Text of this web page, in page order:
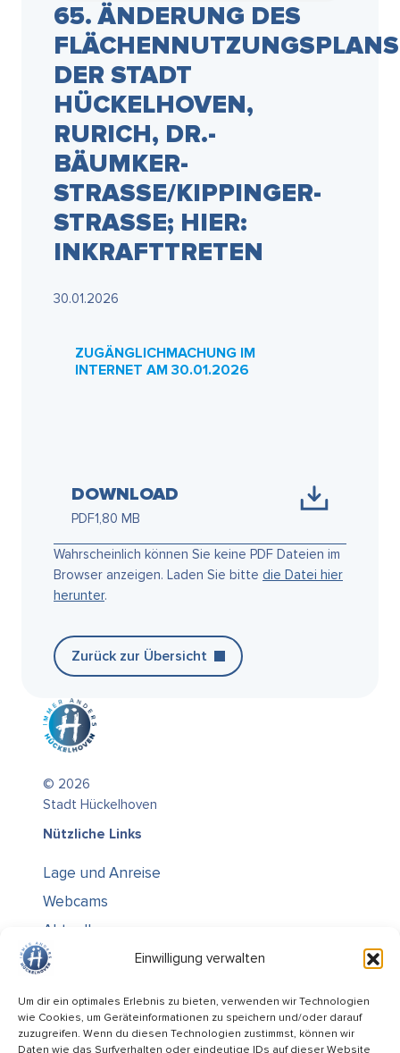
Einwilligung verwalten
Um dir ein optimales Erlebnis zu bieten, verwenden wir Technologien
wie Cookies, um Geräteinformationen zu speichern und/oder darauf
zuzugreifen. Wenn du diesen Technologien zustimmst, können wir
Daten wie das Surfverhalten oder eindeutige IDs auf dieser Website
65. ÄNDERUNG DES
FLÄCHENNUTZUNGSPLANS
DER STADT
HÜCKELHOVEN,
RURICH, DR.-
BÄUMKER-
STRASSE/KIPPINGER-S
TRASSE; HIER: IN
KRAFTTRETEN
30.01.2026
ZUGÄNGLICHMACHUNG IM
INTERNET AM 30.01.2026
DOWNLOAD
PDF1,80 MB
Wahrscheinlich können Sie keine PDF Dateien im
Browser anzeigen. Laden Sie bitte die Datei hier
herunter.
Zurück zur Übersicht
© 2026
Stadt Hückelhoven
Nützliche Links
Lage und Anreise
Webcams
Aktuelles
Über uns
Kontakt / Öffnungszeiten
Alle Ämter